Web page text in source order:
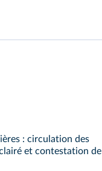
: circulation des
et contestation de